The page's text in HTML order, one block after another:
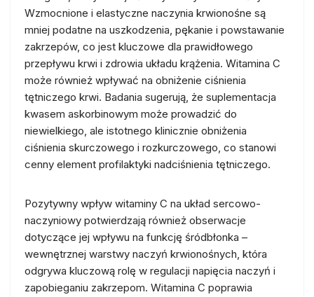
Wzmocnione i elastyczne naczynia krwionośne są
mniej podatne na uszkodzenia, pękanie i powstawanie
zakrzepów, co jest kluczowe dla prawidłowego
przepływu krwi i zdrowia układu krążenia. Witamina C
może również wpływać na obniżenie ciśnienia
tętniczego krwi. Badania sugerują, że suplementacja
kwasem askorbinowym może prowadzić do
niewielkiego, ale istotnego klinicznie obniżenia
ciśnienia skurczowego i rozkurczowego, co stanowi
cenny element profilaktyki nadciśnienia tętniczego.
Pozytywny wpływ witaminy C na układ sercowo-
naczyniowy potwierdzają również obserwacje
dotyczące jej wpływu na funkcję śródbłonka –
wewnętrznej warstwy naczyń krwionośnych, która
odgrywa kluczową rolę w regulacji napięcia naczyń i
zapobieganiu zakrzepom. Witamina C poprawia